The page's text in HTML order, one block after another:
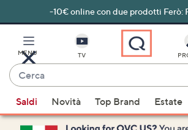
al
principale
-10€ online con due prodotti Ferò:
MENU TV
Cerca
sono
disponibili
Saldi Novità Top Brand Estate